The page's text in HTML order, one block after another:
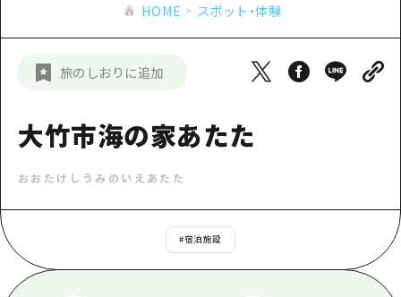
ナイトライフ
定番
備北
芸北
山口県東部
弾丸
日帰り
芸北
山口県東部
愛媛県
島根県
アクセス
お得な周遊チケット
HIROSHIMA FREE Wi-Fi
観光案内所
新着情報
事業者・学校関係者の皆さま
HOME スポット・体験
旅のしおりに追加
大竹市海の家あたた
おおたけしうみのいえあたた
#宿泊施設